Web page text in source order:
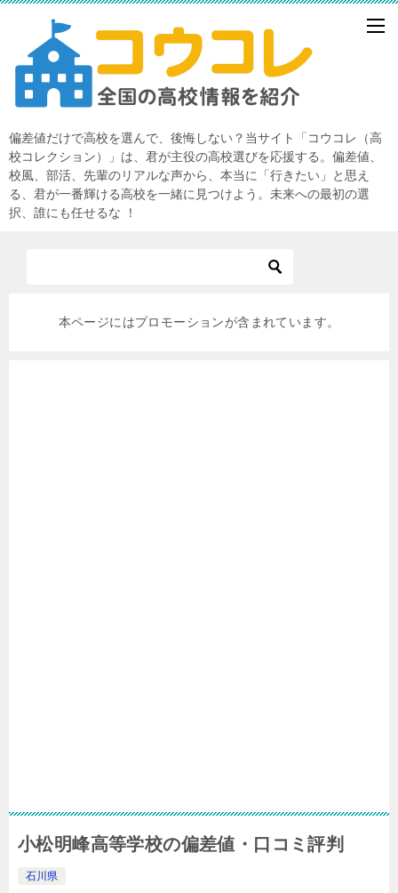
偏差値だけで高校を選んで、後悔しない？当サイト「コウコレ（高
校コレクション）」は、君が主役の高校選びを応援する。偏差値、
校風、部活、先輩のリアルな声から、本当に「行きたい」と思え
る、君が一番輝ける高校を一緒に見つけよう。未来への最初の選
択、誰にも任せるな ！
本ページにはプロモーションが含まれています。
小松明峰高等学校の偏差値・口コミ評判
石川県